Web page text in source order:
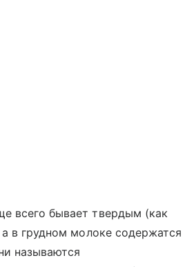
всего бывает твердым (как
в грудном молоке содержатся
называются